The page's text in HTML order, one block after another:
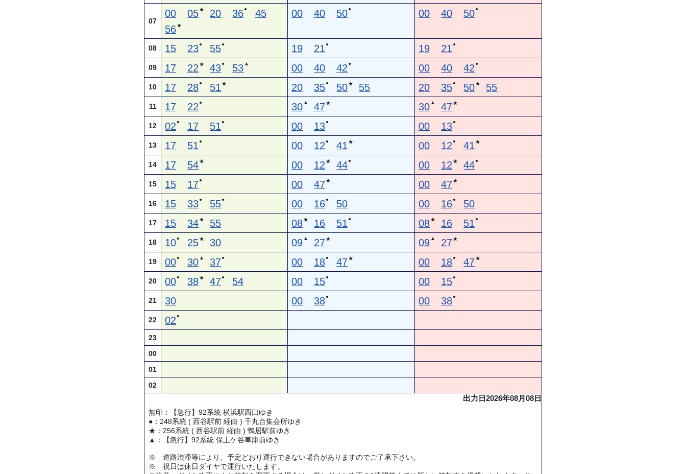
07
00 05★ 20 36●
45
56★
00 40 50● 00 40 50●
08 15 23● 55● 19 21 ● 19 21 ●
09 17 22 ★ 43● 53 ▲ 00 40 42 ● 00 40 42 ●
10 17 28● 51 ★ 20 35● 50★ 55 20 35● 50★ 55
11 17 22 ● 30 ▲ 47★ 30 ▲ 47★
12 02 ● 17 51 ● 00 13● 00 13●
13 17 51 ● 00 12 ● 41 ★ 00 12 ● 41 ★
14 17 54★ 00 12 ★ 44● 00 12 ★ 44●
15 15 17● 00 47★ 00 47★
16 15 33● 55● 00 16● 50 00 16● 50
17 15 34★ 55 08★ 16 51 ● 08★ 16 51 ●
18 10● 25★ 30 09 ▲ 27★ 09 ▲ 27★
19 00● 30 ▲ 37● 00 18● 47★ 00 18● 47★
20 00● 38★ 47● 54 00 15● 00 15●
21 30 00 38● 00 38●
22 02 ●
23
00
01
02
出力日2026年08月08日
無印：【急行】92系統 横浜駅西口ゆき
●：248系統 ( 西谷駅前 経由 ) 千丸台集会所ゆき
★：256系統 ( 西谷駅前 経由 ) 鴨居駅前ゆき
▲：【急行】92系統 保土ケ谷車庫前ゆき
※ 道路渋滞等により、予定どおり運行できない場合がありますのでご了承下さい。
※ 祝日は休日ダイヤで運行いたします。